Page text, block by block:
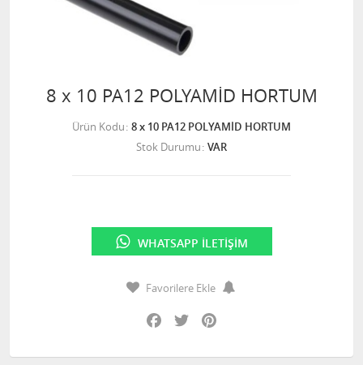
8 x 10 PA12 POLYAMİD HORTUM
Ürün Kodu 8 x 10 PA12 POLYAMİD HORTUM
Stok Durumu VAR
WHATSAPP İLETIŞIM
Favorilere Ekle
Facebook
Twitter